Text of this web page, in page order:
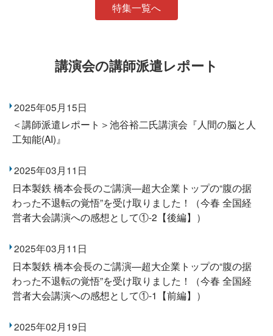
特集一覧へ
講演会の講師派遣レポート
2025年05月15日
＜講師派遣レポート＞池谷裕二氏講演会『人間の脳と人
工知能(AI)』
2025年03月11日
日本製鉄 橋本会長のご講演―超大企業トップの“腹の据
わった不退転の覚悟”を受け取りました！（今春 全国経
営者大会講演への感想として①-2【後編】）
2025年03月11日
日本製鉄 橋本会長のご講演―超大企業トップの“腹の据
わった不退転の覚悟”を受け取りました！（今春 全国経
営者大会講演への感想として①-1【前編】）
2025年02月19日